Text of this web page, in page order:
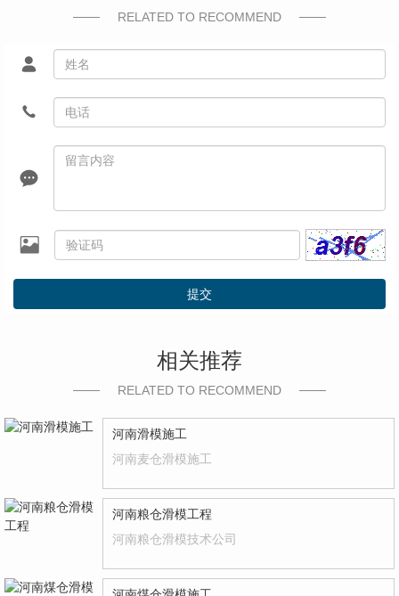
RELATED TO RECOMMEND
提交
相关推荐
RELATED TO RECOMMEND
河南滑模施工
河南麦仓滑模施工
河南粮仓滑模工程
河南粮仓滑模技术公司